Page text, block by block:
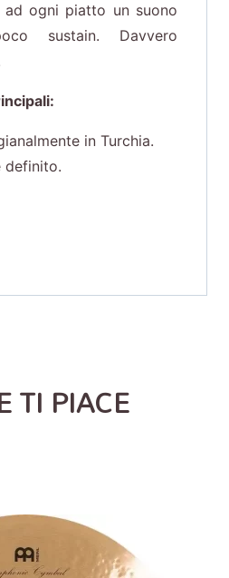
ad ogni piatto un suono
sustain. Davvero
in Turchia.
definito.
TI PIACE